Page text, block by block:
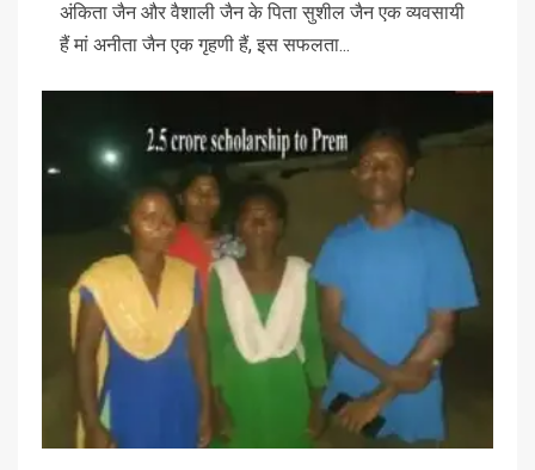
अंकिता जैन और वैशाली जैन के पिता सुशील जैन एक व्यवसायी
हैं मां अनीता जैन एक गृहणी हैं, इस सफलता...